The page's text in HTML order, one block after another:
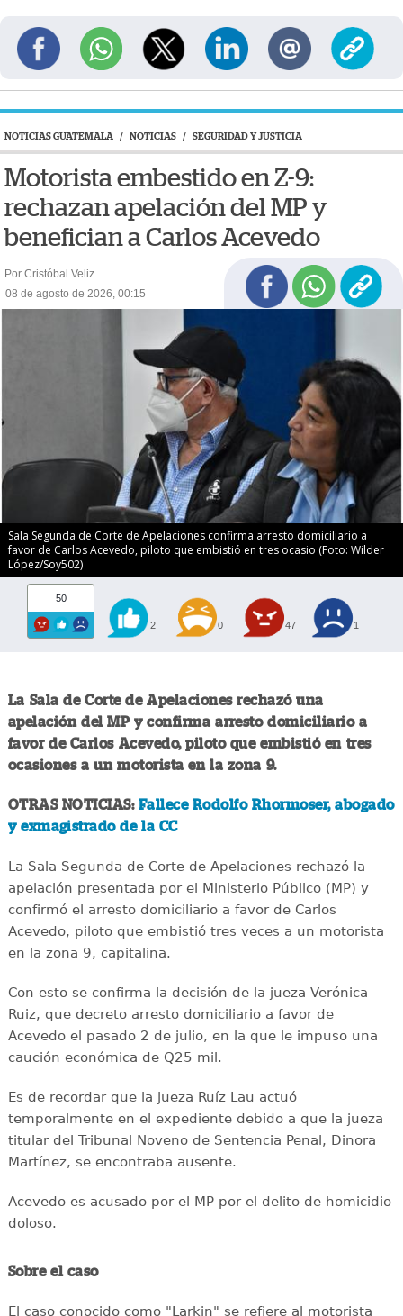
NOTICIAS GUATEMALA / NOTICIAS / SEGURIDAD Y JUSTICIA
Motorista embestido en Z-9:
rechazan apelación del MP y
benefician a Carlos Acevedo
Por Cristóbal Veliz
08 de agosto de 2026, 00:15
Sala Segunda de Corte de Apelaciones confirma arresto domiciliario a
favor de Carlos Acevedo, piloto que embistió en tres ocasio (Foto: Wilder
López/Soy502)
50
2 0 47 1
La Sala de Corte de Apelaciones rechazó una
apelación del MP y confirma arresto domiciliario a
favor de Carlos Acevedo, piloto que embistió en tres
ocasiones a un motorista en la zona 9.
OTRAS NOTICIAS: Fallece Rodolfo Rhormoser, abogado
y exmagistrado de la CC
La Sala Segunda de Corte de Apelaciones rechazó la
apelación presentada por el Ministerio Público (MP) y
confirmó el arresto domiciliario a favor de Carlos
Acevedo, piloto que embistió tres veces a un motorista
en la zona 9, capitalina.
Con esto se confirma la decisión de la jueza Verónica
Ruiz, que decreto arresto domiciliario a favor de
Acevedo el pasado 2 de julio, en la que le impuso una
caución económica de Q25 mil.
Es de recordar que la jueza Ruíz Lau actuó
temporalmente en el expediente debido a que la jueza
titular del Tribunal Noveno de Sentencia Penal, Dinora
Martínez, se encontraba ausente.
Acevedo es acusado por el MP por el delito de homicidio
doloso.
Sobre el caso
El caso conocido como "Larkin" se refiere al motorista